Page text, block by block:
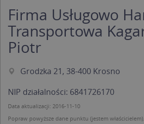
Firma Usługowo
Transportowa
Piotr
Grodzka 21, 38-400 Krosno
NIP działalności: 6841726170
Data aktualizacji: 2016-11-10
Popraw powyższe dane punktu (jestem właścicielem).